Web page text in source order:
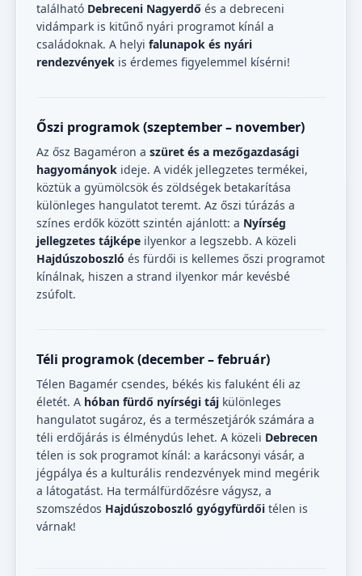
található Debreceni Nagyerdő és a debreceni
vidámpark is kitűnő nyári programot kínál a
családoknak. A helyi falunapok és nyári
rendezvények is érdemes figyelemmel kísérni!
Őszi programok (szeptember – november)
Az ősz Bagaméron a szüret és a mezőgazdasági
hagyományok ideje. A vidék jellegzetes termékei,
köztük a gyümölcsök és zöldségek betakarítása
különleges hangulatot teremt. Az őszi túrázás a
színes erdők között szintén ajánlott: a Nyírség
jellegzetes tájképe ilyenkor a legszebb. A közeli
Hajdúszoboszló és fürdői is kellemes őszi programot
kínálnak, hiszen a strand ilyenkor már kevésbé
zsúfolt.
Téli programok (december – február)
Télen Bagamér csendes, békés kis faluként éli az
életét. A hóban fürdő nyírségi táj különleges
hangulatot sugároz, és a természetjárók számára a
téli erdőjárás is élménydús lehet. A közeli Debrecen
télen is sok programot kínál: a karácsonyi vásár, a
jégpálya és a kulturális rendezvények mind megérik
a látogatást. Ha termálfürdőzésre vágysz, a
szomszédos Hajdúszoboszló gyógyfürdői télen is
várnak!